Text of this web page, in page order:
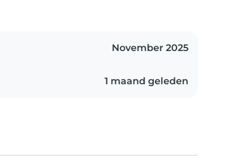
November 2025
1 maand geleden